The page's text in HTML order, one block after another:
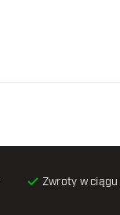
Zwroty w ciągu